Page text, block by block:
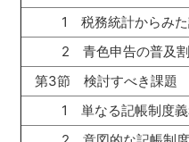
1 税務統計からみ
2 青色申告の普及
第3節 検討すべき課題
1 単なる記帳制度義